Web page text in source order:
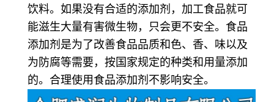
饮料。如果没有合适的添加剂，加工食品就可
能滋生大量有害微生物，只会更不安全。食品
添加剂是为了改善食品品质和色、香、味以及
为防腐等需要，按国家规定的种类和用量添加
的。合理使用食品添加剂不影响安全。